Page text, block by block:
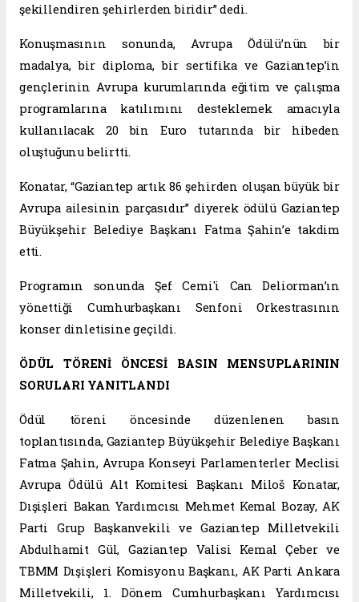
şekillendiren şehirlerden biridir” dedi.
Konuşmasının sonunda, Avrupa Ödülü’nün bir
madalya, bir diploma, bir sertifika ve Gaziantep’in
gençlerinin Avrupa kurumlarında eğitim ve çalışma
programlarına katılımını desteklemek amacıyla
kullanılacak 20 bin Euro tutarında bir hibeden
oluştuğunu belirtti.
Konatar, “Gaziantep artık 86 şehirden oluşan büyük bir
Avrupa ailesinin parçasıdır” diyerek ödülü Gaziantep
Büyükşehir Belediye Başkanı Fatma Şahin’e takdim
etti.
Programın sonunda Şef Cemi'i Can Deliorman’ın
yönettiği Cumhurbaşkanı Senfoni Orkestrasının
konser dinletisine geçildi.
ÖDÜL TÖRENİ ÖNCESİ BASIN MENSUPLARININ
SORULARI YANITLANDI
Ödül töreni öncesinde düzenlenen basın
toplantısında, Gaziantep Büyükşehir Belediye Başkanı
Fatma Şahin, Avrupa Konseyi Parlamenterler Meclisi
Avrupa Ödülü Alt Komitesi Başkanı Miloš Konatar,
Dışişleri Bakan Yardımcısı Mehmet Kemal Bozay, AK
Parti Grup Başkanvekili ve Gaziantep Milletvekili
Abdulhamit Gül, Gaziantep Valisi Kemal Çeber ve
TBMM Dışişleri Komisyonu Başkanı, AK Parti Ankara
Milletvekili, 1. Dönem Cumhurbaşkanı Yardımcısı